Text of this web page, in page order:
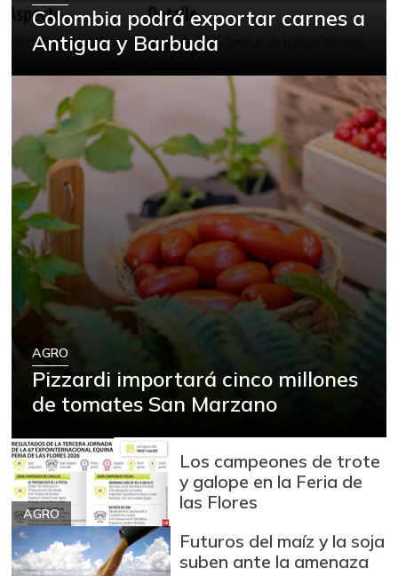
Colombia podrá exportar carnes a
Antigua y Barbuda
AGRO
Pizzardi importará cinco millones
de tomates San Marzano
AGRO
Los campeones de trote
y galope en la Feria de
las Flores
Futuros del maíz y la soja
suben ante la amenaza